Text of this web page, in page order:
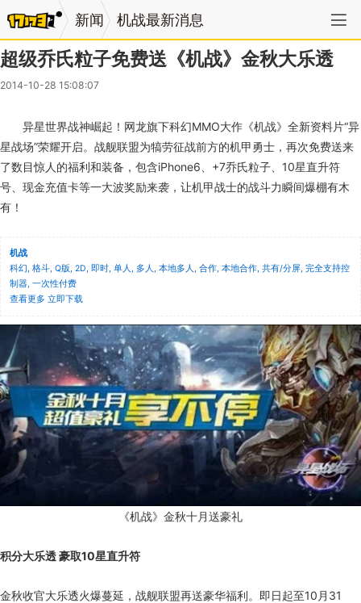
新闻 机战最新消息
超级乔氏粒子免费送《机战》金秋大乐透
2014-10-28 15:08:07
异星世界战神崛起！网龙旗下科幻MMO大作《机战》全新资料片“异
星战场”荣耀开启。战舰联盟为犒劳征战前方的机甲勇士，再次免费送来
了数目惊人的福利和装备，包含iPhone6、+7乔氏粒子、10星直升符
号、现金充值卡等一大波奖励来袭，让机甲战士的战斗力瞬间爆棚有木
有！
机战
科幻, 格斗, Q版, 2D, 即时, 单人, 多人, 本地多人, 合作, 本地合作, 共有/分屏, 完全支持控
制器, 一次性付费
查看更多 立即下载
《机战》金秋十月送豪礼
积分大乐透 豪取10星直升符
金秋收官大乐透火爆蔓延，战舰联盟再送豪华福利。即日起至10月31